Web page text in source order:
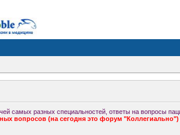
самых разных специальностей, ответы на вопросы
вопросов (на сегодня это форум